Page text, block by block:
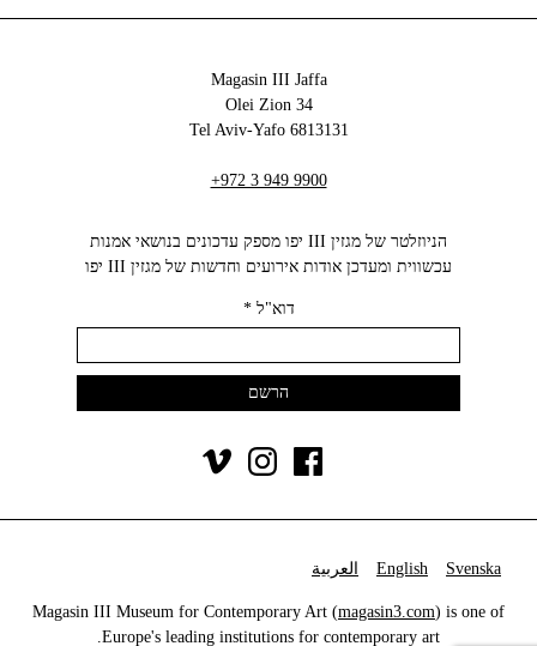
Magasin III Jaffa
34 Olei Zion
6813131 Tel Aviv-Yafo
+972 3 949 9900
הניוזלטר של מגזין III יפו מספק עדכונים בנושאי אמנות
עכשווית ומעדכן אודות אירועים וחדשות של מגזין III יפו‬
דוא"ל*
Svenska
English العربية
Magasin III Museum for Contemporary Art (magasin3.com) is one of
Europe's leading institutions for contemporary art.